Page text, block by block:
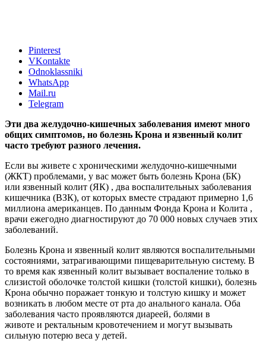
Pinterest
VKontakte
Odnoklassniki
WhatsApp
Mail.ru
Telegram
Эти два желудочно-кишечных заболевания имеют много
общих симптомов, но болезнь Крона и язвенный колит
часто требуют разного лечения.
Если вы живете с хроническими желудочно-кишечными
(ЖКТ) проблемами, у вас может быть болезнь Крона (БК)
или язвенный колит (ЯК) , два воспалительных заболевания
кишечника (ВЗК), от которых вместе страдают примерно 1,6
миллиона американцев. По данным Фонда Крона и Колита ,
врачи ежегодно диагностируют до 70 000 новых случаев этих
заболеваний.
Болезнь Крона и язвенный колит являются воспалительными
состояниями, затрагивающими пищеварительную систему. В
то время как язвенный колит вызывает воспаление только в
слизистой оболочке толстой кишки (толстой кишки), болезнь
Крона обычно поражает тонкую и толстую кишку и может
возникать в любом месте от рта до анального канала. Оба
заболевания часто проявляются диареей, болями в
животе и ректальным кровотечением и могут вызывать
сильную потерю веса у детей.